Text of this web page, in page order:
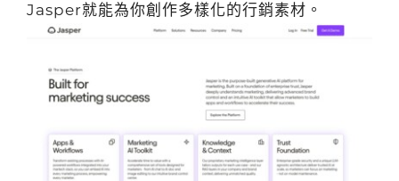
Jasper就能為你創作多樣化的行銷素材。